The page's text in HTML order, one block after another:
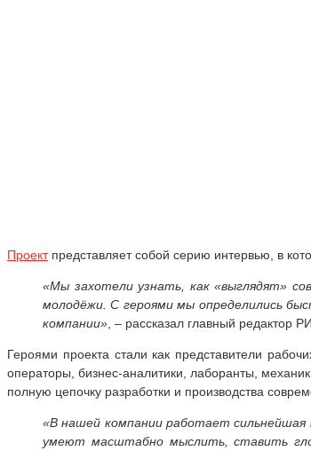
Проектпредставляет собой серию интервью, в
«Мы захотели узнать, как «выглядят»
молодёжи. С героями мы определились
компании» , – рассказал главный редактор
Героями проекта стали как представители
операторы, бизнес-аналитики, лаборанты,
полную цепочку разработки и производства
«В нашей компании работает
умеют масштабно мыслить, ставить